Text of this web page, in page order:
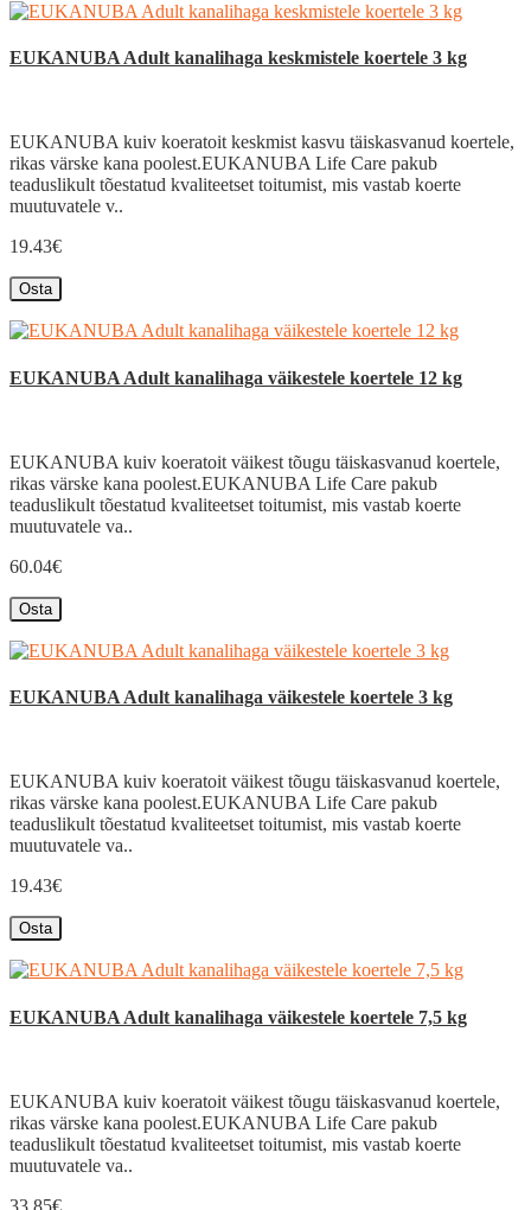
EUKANUBA Adult kanalihaga keskmistele koertele 3 kg
EUKANUBA kuiv koeratoit keskmist kasvu täiskasvanud koertele,
rikas värske kana poolest.EUKANUBA Life Care pakub
teaduslikult tõestatud kvaliteetset toitumist, mis vastab koerte
muutuvatele v..
19.43€
Osta
EUKANUBA Adult kanalihaga väikestele koertele 12 kg
EUKANUBA kuiv koeratoit väikest tõugu täiskasvanud koertele,
rikas värske kana poolest.EUKANUBA Life Care pakub
teaduslikult tõestatud kvaliteetset toitumist, mis vastab koerte
muutuvatele va..
60.04€
Osta
EUKANUBA Adult kanalihaga väikestele koertele 3 kg
EUKANUBA kuiv koeratoit väikest tõugu täiskasvanud koertele,
rikas värske kana poolest.EUKANUBA Life Care pakub
teaduslikult tõestatud kvaliteetset toitumist, mis vastab koerte
muutuvatele va..
19.43€
Osta
EUKANUBA Adult kanalihaga väikestele koertele 7,5 kg
EUKANUBA kuiv koeratoit väikest tõugu täiskasvanud koertele,
rikas värske kana poolest.EUKANUBA Life Care pakub
teaduslikult tõestatud kvaliteetset toitumist, mis vastab koerte
muutuvatele va..
33.85€